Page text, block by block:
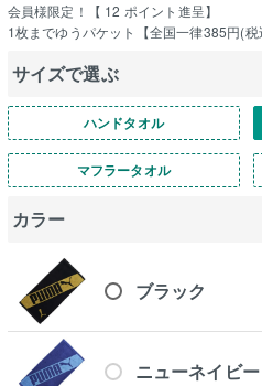
会員様限定！【 12 ポイント進呈】
1枚までゆうパケット【全国一律385円(
サイズで選ぶ
ハンドタオル
マフラータオル
カラー
ブラック
ニューネイビー